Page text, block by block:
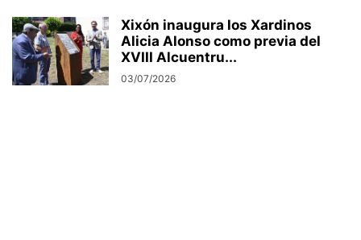
Xixón inaugura los Xardinos
Alicia Alonso como previa del
XVIII Alcuentru...
03/07/2026